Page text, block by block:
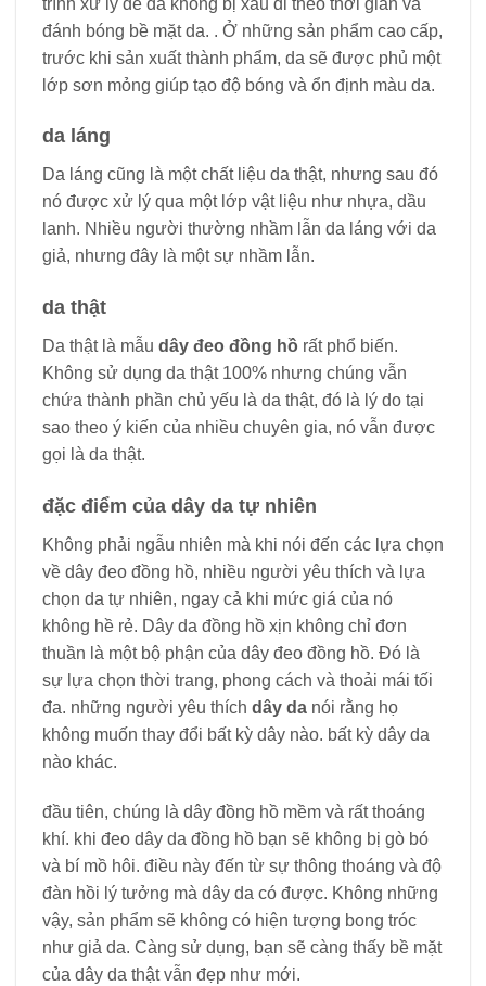
đánh bóng bề mặt da. . Ở những sản phẩm cao cấp,
trước khi sản xuất thành phẩm, da sẽ được phủ một
lớp sơn mỏng giúp tạo độ bóng và ổn định màu da.
da láng
Da láng cũng là một chất liệu da thật, nhưng sau đó
nó được xử lý qua một lớp vật liệu như nhựa, dầu
lanh. Nhiều người thường nhầm lẫn da láng với da
giả, nhưng đây là một sự nhầm lẫn.
da thật
Da thật là mẫu dây đeo đồng hồ rất phổ biến.
Không sử dụng da thật 100% nhưng chúng vẫn
chứa thành phần chủ yếu là da thật, đó là lý do tại
sao theo ý kiến ​​của nhiều chuyên gia, nó vẫn được
gọi là da thật.
đặc điểm của dây da tự nhiên
Không phải ngẫu nhiên mà khi nói đến các lựa chọn
về dây đeo đồng hồ, nhiều người yêu thích và lựa
chọn da tự nhiên, ngay cả khi mức giá của nó
không hề rẻ. Dây da đồng hồ xịn không chỉ đơn
thuần là một bộ phận của dây đeo đồng hồ. Đó là
sự lựa chọn thời trang, phong cách và thoải mái tối
đa. những người yêu thích dây da nói rằng họ
không muốn thay đổi bất kỳ dây nào. bất kỳ dây da
nào khác.
đầu tiên, chúng là dây đồng hồ mềm và rất thoáng
khí. khi đeo dây da đồng hồ bạn sẽ không bị gò bó
và bí mồ hôi. điều này đến từ sự thông thoáng và độ
đàn hồi lý tưởng mà dây da có được. Không những
vậy, sản phẩm sẽ không có hiện tượng bong tróc
như giả da. Càng sử dụng, bạn sẽ càng thấy bề mặt
của dây da thật vẫn đẹp như mới.